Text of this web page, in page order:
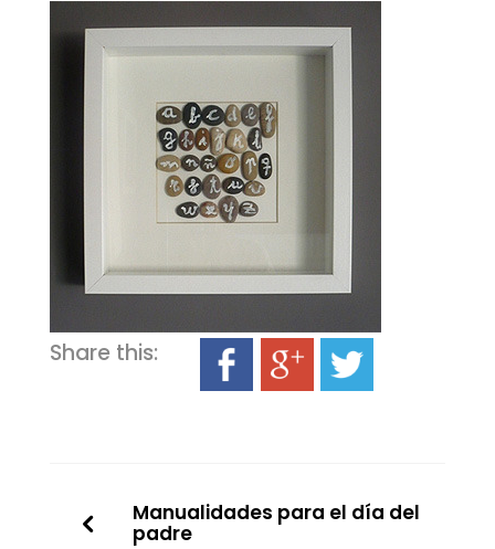
Share this:
Manualidades para el día del
padre